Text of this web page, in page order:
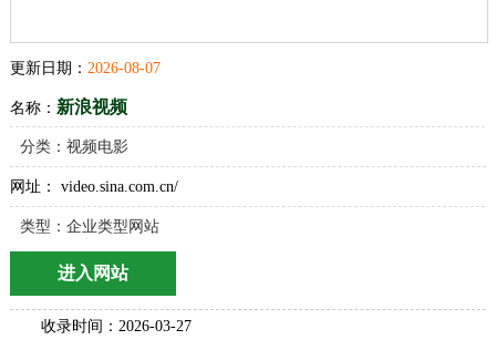
更新日期： 2026-08-07
名称： 新浪视频
分类： 视频电影
网址： video.sina.com.cn/
类型：企业类型网站
进入网站
收录时间：2026-03-27